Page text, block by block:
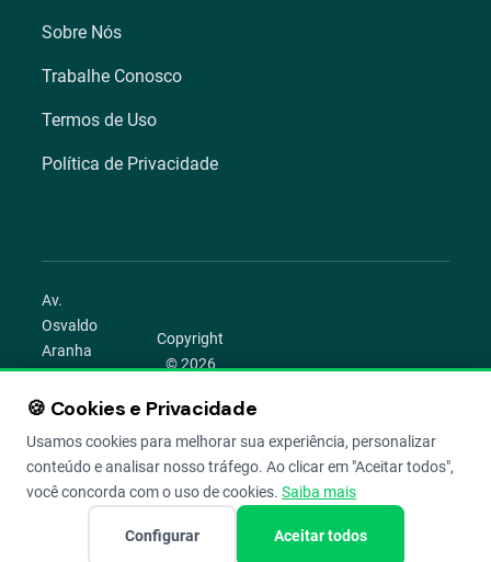
Sobre Nós
Trabalhe Conosco
Termos de Uso
Política de Privacidade
Av.
Osvaldo
Aranha
1022 –
Bom
Porto
Alegre –
RS
Copyright
© 2026
Todos os
direitos
reservados.
🍪 Cookies e Privacidade
Usamos cookies para melhorar sua experiência, personalizar
conteúdo e analisar nosso tráfego. Ao clicar em "Aceitar todos",
você concorda com o uso de cookies. Saiba mais
Configurar Aceitar todos